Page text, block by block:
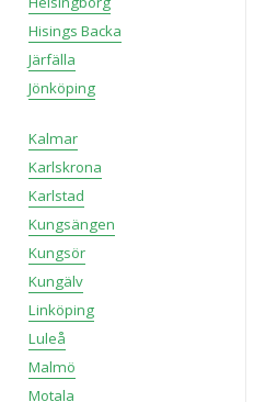
Hisings Backa
Järfälla
Jönköping
Kalmar
Karlskrona
Karlstad
Kungsängen
Kungsör
Kungälv
Linköping
Luleå
Malmö
Motala